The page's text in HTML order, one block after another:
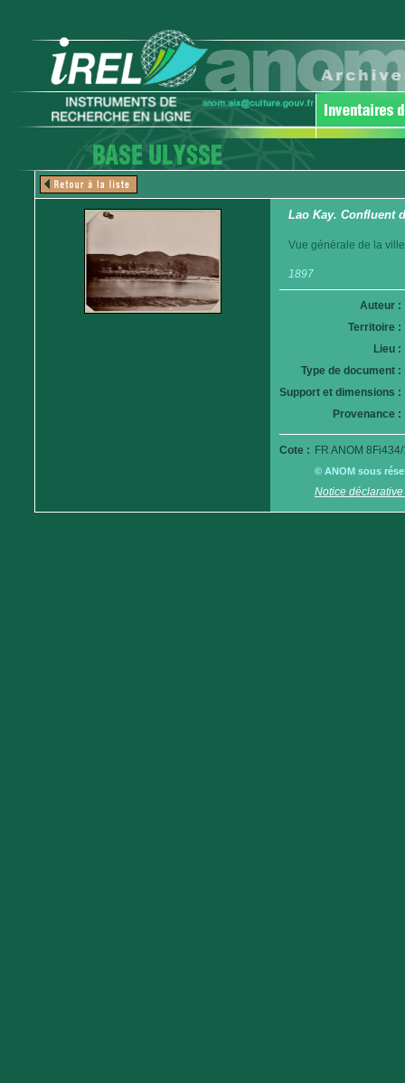
Lao Kay. Confluent
Vue générale de la ville
1897
Auteur :
Territoire :
Lieu :
Type de document :
Support et dimensions :
Provenance :
Cote : FR ANOM
© ANOM sous
Notice